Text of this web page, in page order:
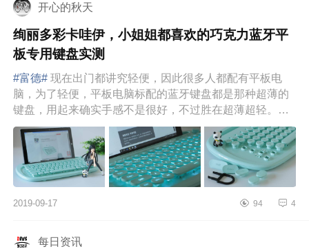
开心的秋天
绚丽多彩卡哇伊，小姐姐都喜欢的巧克力蓝牙平
板专用键盘实测
#富德# 现在出门都讲究轻便，因此很多人都配有平板电
脑，为了轻便，平板电脑标配的蓝牙键盘都是那种超薄的
键盘，用起来确实手感不是很好，不过胜在超薄超轻。但
是如果固定在办公场...
2019-09-17 94 4
每日资讯